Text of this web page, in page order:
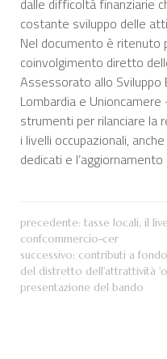
costante sviluppo delle
Nel documento è ritenuto
coinvolgimento diretto
Assessorato allo Sviluppo
Lombardia e Unioncamere
strumenti per rilanciare la
i livelli occupazionali,
dedicati e
precedente: tasse locali, il
confcommercio-cer
successivo: contributi a
del distretto dell'attrattività
presentazione del bando